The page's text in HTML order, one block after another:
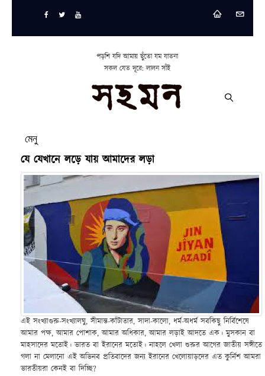
পড়শি যদি আমায় ছুঁতো যম যাতনা
সকল যেত দূরে: লালন সাঁই
মেনু
যে যেখানে লড়ে যায় আমাদের লড়া
এই সংখ্যাগুরু-সংখ্যালঘু, সীমান্ত-কাঁটাতার, সাদা-কালো, ধর্ম-অধর্ম সবকিছু নির্বিশেষে
আমার পক্ষ, আমার পোশাক, আমার অধিকার, আমার লড়াই আদতে এক। মুসকান বা
মাহসাদের মতোই। ভারত বা ইরানের মতোই। নাহলে খেলা শুরুর আগের জাতীয় সঙ্গীতে
গলা না মেলানো এই অভিনব প্রতিবাদের জন্য ইরানের খেলোয়াড়দের এত কুর্নিশ আমরা
ভারতীয়রা কেনই বা দিচ্ছি?